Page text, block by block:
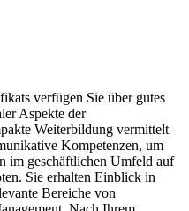
verfügen Sie über gutes
Aspekte der
Weiterbildung vermittelt
Kompetenzen, um
im geschäftlichen Umfeld auf
Sie erhalten Einblick in
Bereiche von